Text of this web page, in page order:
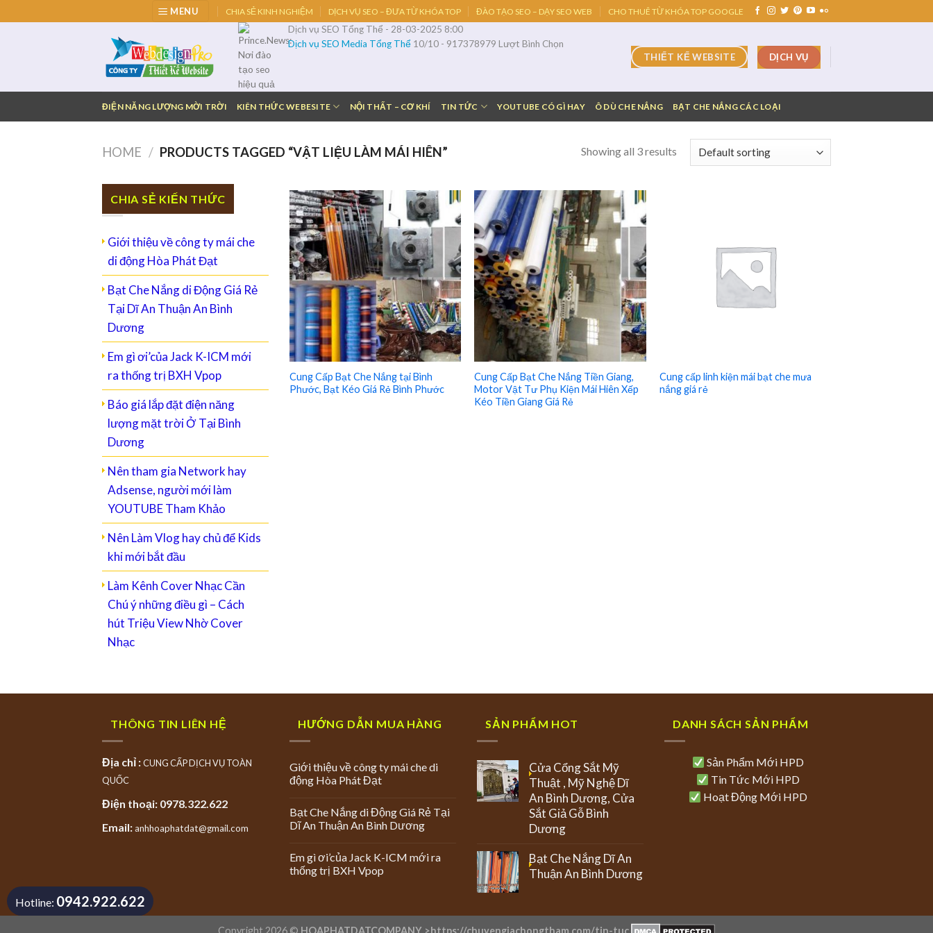
to
MENU CHIA SẺ KINH NGHIỆM DỊCH VỤ SEO – ĐƯA TỪ KHÓA TOP ĐÀO TẠO SEO – DẠY SEO WEB CHO THUÊ TỪ KHÓA TOP GOOGLE
Dịch vụ SEO Tổng Thể - 28-03-2025 8:00
Dịch vụ SEO Media Tổng Thể 10/10- 917378979 Lượt Bình Chọn
THIẾT KẾ WEBSITE
DỊCH VỤ
ĐIỆN NĂNG LƯỢNG MỜI TRỜI KIÊN THỨC WEBESITE NỘI THẤT – CƠ KHÍ TIN TỨC YOUTUBE CÓ GÌ HAY Ô DÙ CHE NẮNG BẠT CHE NẮNG CÁC LOẠI
HOME / PRODUCTS TAGGED “VẬT LIỆU LÀM MÁI HIÊN” Showing all 3 results
CHIA SẺ KIẾN THỨC
Giới thiệu về công ty mái che
di động Hòa Phát Đạt
Bạt Che Nắng di Động Giá Rẻ
Tại Dĩ An Thuận An Bình
Dương
Em gì ơi’của Jack K-ICM mới
ra thống trị BXH Vpop
Báo giá lắp đặt điện năng
lượng mặt trời Ở Tại Bình
Dương
Nên tham gia Network hay
Adsense, người mới làm
YOUTUBE Tham Khảo
Nên Làm Vlog hay chủ để Kids
khi mới bắt đầu
Làm Kênh Cover Nhạc Cần
Chú ý những điều gì – Cách
hút Triệu View Nhờ Cover
Nhạc
Cung Cấp Bạt Che Nắng tại Bình
Phước, Bạt Kéo Giá Rẻ Bình Phước
Cung Cấp Bạt Che Nắng Tiền Giang,
Motor Vật Tư Phụ Kiện Mái Hiên Xếp
Kéo Tiền Giang Giá Rẻ
Cung cấp linh kiện mái bạt che mưa
nắng giá rẻ
THÔNG TIN LIÊN HỆ
Địa chỉ :CUNG CẤP DỊCH VỤ TOÀN
QUỐC
Điện thoại: 0978.322.622
Email:anhhoaphatdat@gmail.com
HƯỚNG DẪN MUA HÀNG
Giới thiệu về công ty mái che di
động Hòa Phát Đạt
Bạt Che Nắng di Động Giá Rẻ Tại
Dĩ An Thuận An Bình Dương
Em gì ơi’của Jack K-ICM mới ra
thống trị BXH Vpop
SẢN PHẨM HOT
Cửa Cổng Sắt Mỹ
Thuật , Mỹ Nghệ Dĩ
An Bình Dương, Cửa
Sắt Giả Gỗ Bình
Dương
Bạt Che Nắng Dĩ An
Thuận An Bình Dương
DANH SÁCH SẢN PHẨM
Sản Phẩm Mới HPD
Tin Tức Mới HPD
Hoạt Động Mới HPD
Copyright 2026 © HOAPHATDATCOMPANY >https://chuyengiachongtham.com/tin-tuc
Hotline: 0942.922.622